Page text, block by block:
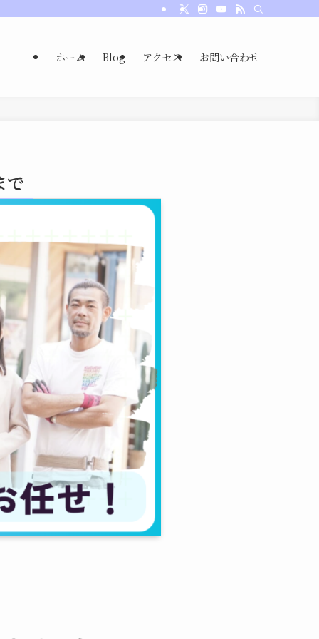
ホーム Blog アクセス お問い合わせ
で